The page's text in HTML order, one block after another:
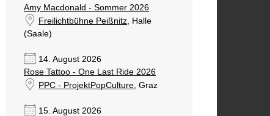
Amy Macdonald - Sommer 2026
Freilichtbühne Peißnitz, Halle
(Saale)
14. August 2026
Rose Tattoo - One Last Ride 2026
PPC - ProjektPopCulture, Graz
15. August 2026